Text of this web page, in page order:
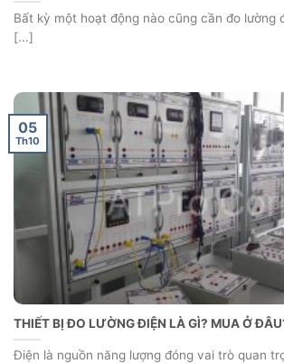
Bất kỳ một hoạt động nào cũng cần đo lường
[...]
THIẾT BỊ ĐO LƯỜNG ĐIỆN LÀ GÌ? MUA Ở
Điện là nguồn năng lượng đóng vai trò quan
05
Th10